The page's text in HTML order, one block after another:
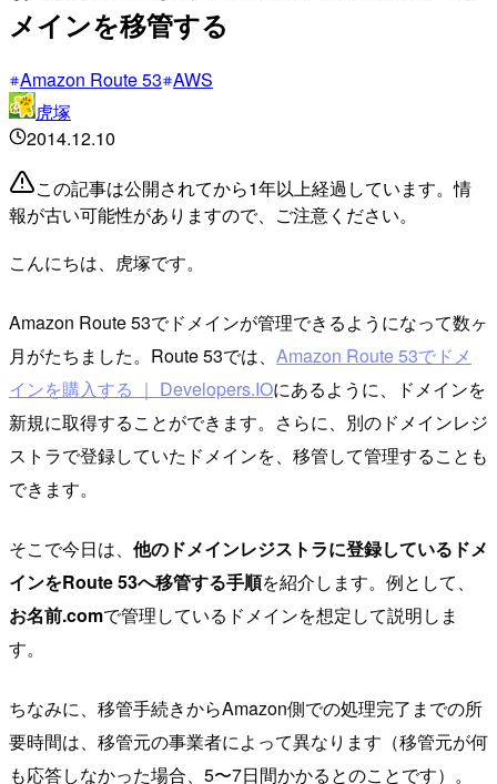
メインを移管する
Amazon Route 53 AWS
虎塚
2014.12.10
この記事は公開されてから1年以上経過しています。情
報が古い可能性がありますので、ご注意ください。
こんにちは、虎塚です。
Amazon Route 53でドメインが管理できるようになって数ヶ
月がたちました。Route 53では、 Amazon Route 53でドメ
インを購入する ｜ Developers.IOにあるように、ドメインを
新規に取得することができます。さらに、別のドメインレジ
ストラで登録していたドメインを、移管して管理することも
できます。
そこで今日は、 他のドメインレジストラに登録しているドメ
インをRoute 53へ移管する手順を紹介します。例として、
お名前.comで管理しているドメインを想定して説明しま
す。
ちなみに、移管手続きからAmazon側での処理完了までの所
要時間は、移管元の事業者によって異なります（移管元が何
も応答しなかった場合、5〜7日間かかるとのことです）。